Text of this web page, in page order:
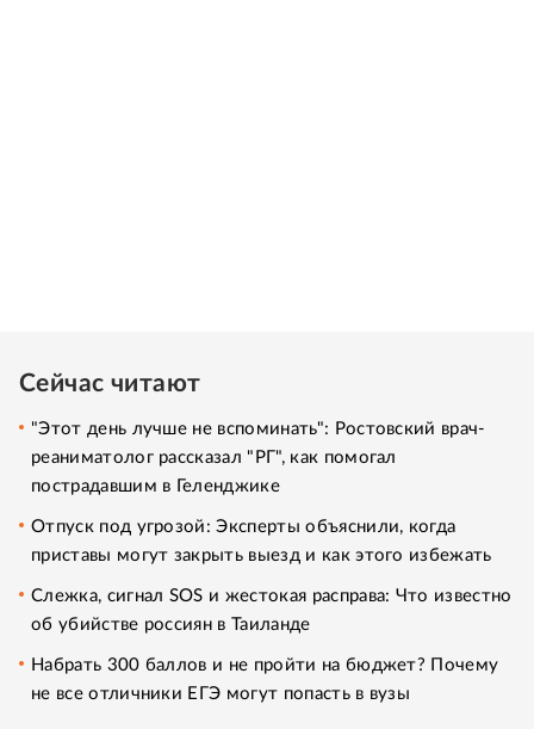
Сейчас читают
"Этот день лучше не вспоминать": Ростовский врач-
реаниматолог рассказал "РГ", как помогал
пострадавшим в Геленджике
Отпуск под угрозой: Эксперты объяснили, когда
приставы могут закрыть выезд и как этого избежать
Слежка, сигнал SOS и жестокая расправа: Что известно
об убийстве россиян в Таиланде
Набрать 300 баллов и не пройти на бюджет? Почему
не все отличники ЕГЭ могут попасть в вузы